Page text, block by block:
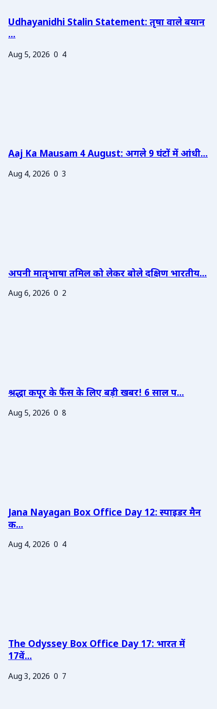
Udhayanidhi Stalin Statement: तृषा वाले बयान
...
Aug 5, 2026 0 4
Aaj Ka Mausam 4 August: अगले 9 घंटों में आंधी...
Aug 4, 2026 0 3
अपनी मातृभाषा तमिल को लेकर बोले दक्षिण भारतीय...
Aug 6, 2026 0 2
श्रद्धा कपूर के फैंस के लिए बड़ी खबर! 6 साल प...
Aug 5, 2026 0 8
Jana Nayagan Box Office Day 12: स्पाइडर मैन
क...
Aug 4, 2026 0 4
The Odyssey Box Office Day 17: भारत में
17वें...
Aug 3, 2026 0 7